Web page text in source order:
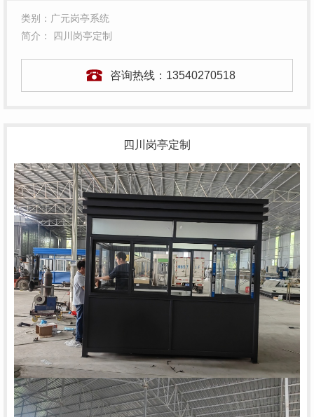
类别：广元岗亭系统
简介： 四川岗亭定制
咨询热线： 13540270518
四川岗亭定制